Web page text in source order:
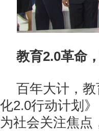
教育2.0革命
百年大计，
化2.0行动计划
为社会关注焦点